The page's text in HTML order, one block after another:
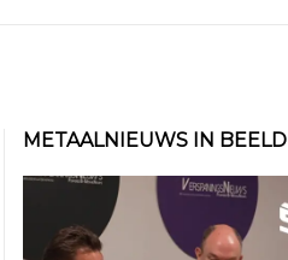
METAALNIEUWS IN BEELD